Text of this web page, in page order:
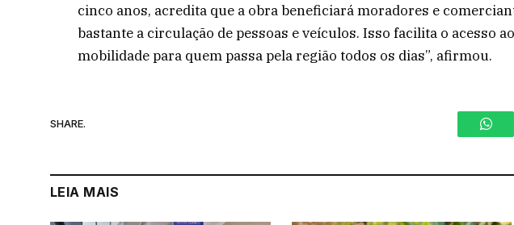
cinco anos, acredita que a obra beneficiará moradores e
bastante a circulação de pessoas e veículos. Isso facilita o acesso
mobilidade para quem passa pela região todos os dias”, afirmou.
SHARE.
LEIA MAIS